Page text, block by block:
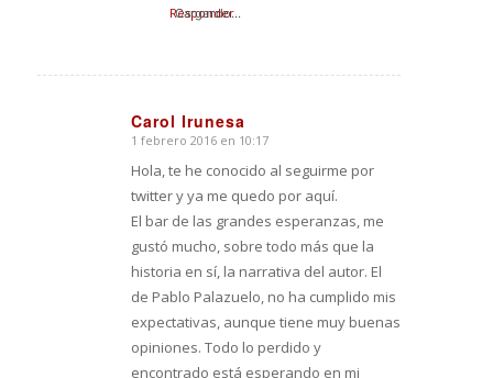
Cargando...
Responder
Carol Irunesa
Dice:
1 febrero 2016 en 10:17
Hola, te he conocido al seguirme por
twitter y ya me quedo por aquí.
El bar de las grandes esperanzas, me
gustó mucho, sobre todo más que la
historia en sí, la narrativa del autor. El
de Pablo Palazuelo, no ha cumplido mis
expectativas, aunque tiene muy buenas
opiniones. Todo lo perdido y
encontrado está esperando en mi